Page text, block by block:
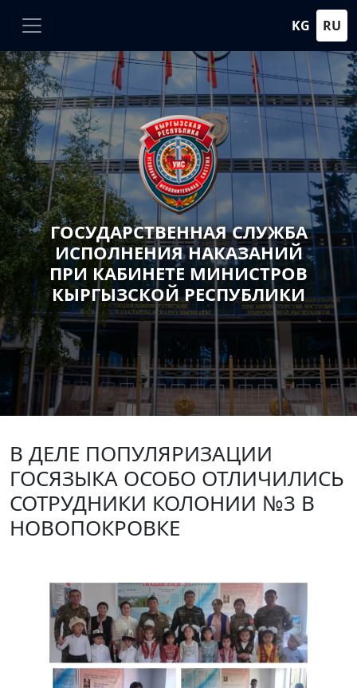
KG RU
ГОСУДАРСТВЕННАЯ СЛУЖБА
ИСПОЛНЕНИЯ НАКАЗАНИЙ
ПРИ КАБИНЕТЕ МИНИСТРОВ
КЫРГЫЗСКОЙ РЕСПУБЛИКИ
В ДЕЛЕ ПОПУЛЯРИЗАЦИИ
ГОСЯЗЫКА ОСОБО ОТЛИЧИЛИСЬ
СОТРУДНИКИ КОЛОНИИ №3 В
НОВОПОКРОВКЕ